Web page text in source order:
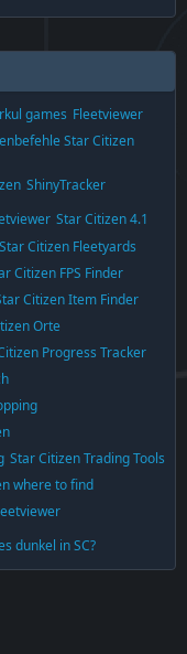
games Fleetviewer
Star Citizen
ShinyTracker
Star Citizen 4.1
Star Citizen Fleetyards
Citizen FPS Finder
Citizen Item Finder
Orte
Progress Tracker
Star Citizen Trading Tools
where to find
dunkel in SC?